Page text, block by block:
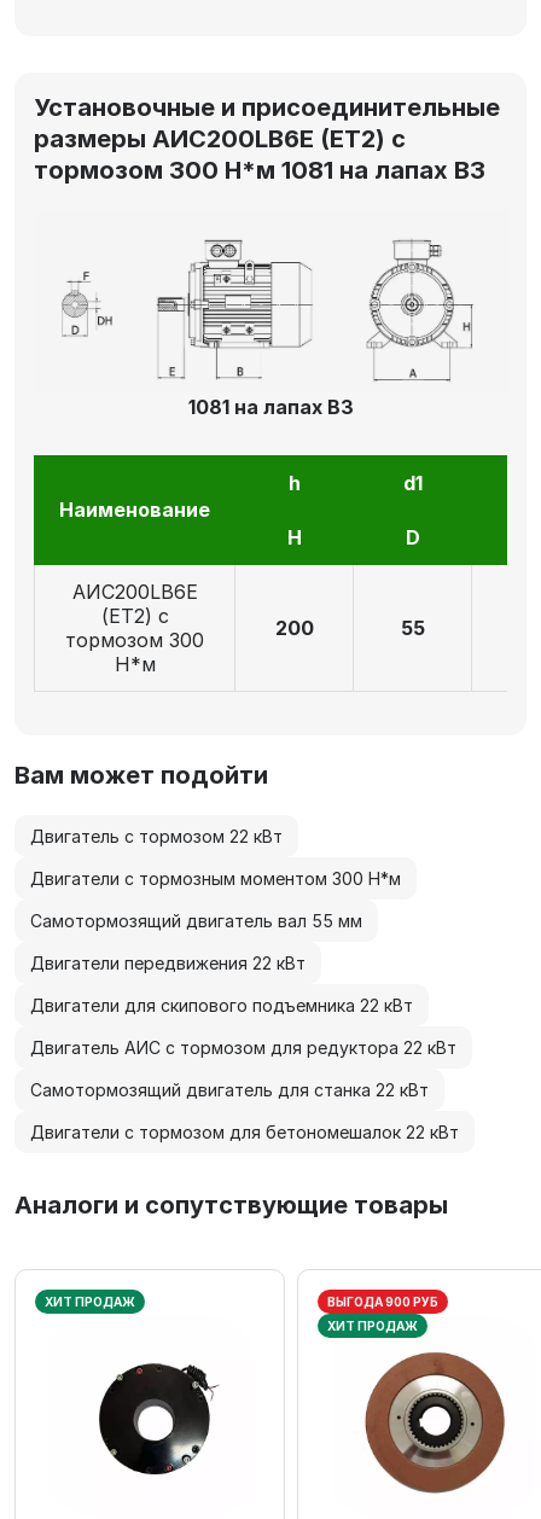
Установочные и присоединительные
размеры AИC200LB6Е (ET2) с
тормозом 300 Н*м 1081 на лапах В3
1081 на лапах В3
Наименование
h d1
H D
AИC200LB6Е
(ET2) с
тормозом 300
Н*м
200 55
Вам может подойти
Двигатель с тормозом 22 кВт
Двигатели с тормозным моментом 300 Н*м
Самотормозящий двигатель вал 55 мм
Двигатели передвижения 22 кВт
Двигатели для скипового подъемника 22 кВт
Двигатель АИС с тормозом для редуктора 22 кВт
Самотормозящий двигатель для станка 22 кВт
Двигатели с тормозом для бетономешалок 22 кВт
Аналоги и сопутствующие товары
ХИТ ПРОДАЖ
ВЫГОДА 900 РУБ
ХИТ ПРОДАЖ